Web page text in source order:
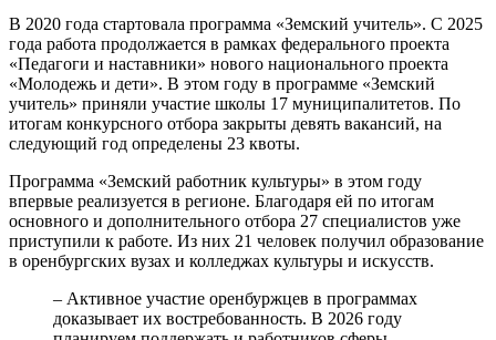
В 2020 года стартовала программа «Земский учитель». С 2025
года работа продолжается в рамках федерального проекта
«Педагоги и наставники» нового национального проекта
«Молодежь и дети». В этом году в программе «Земский
учитель» приняли участие школы 17 муниципалитетов. По
итогам конкурсного отбора закрыты девять вакансий, на
следующий год определены 23 квоты.
Программа «Земский работник культуры» в этом году
впервые реализуется в регионе. Благодаря ей по итогам
основного и дополнительного отбора 27 специалистов уже
приступили к работе. Из них 21 человек получил образование
в оренбургских вузах и колледжах культуры и искусств.
– Активное участие оренбуржцев в программах
доказывает их востребованность. В 2026 году